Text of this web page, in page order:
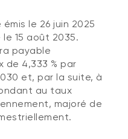
le 26 juin 2025
15 août 2035.
payable
de 4,333 % par
et, par la suite, à
au taux
majoré de